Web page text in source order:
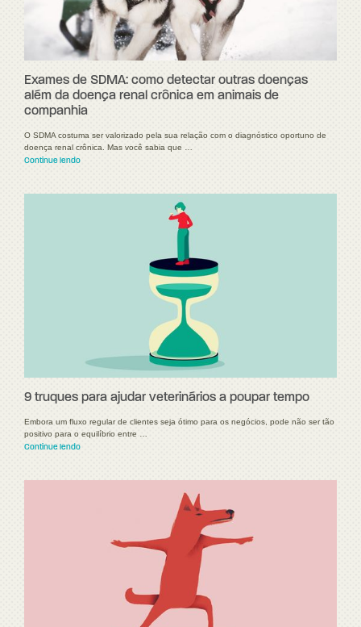
Exames de SDMA: como detectar outras doenças
além da doença renal crônica em animais de
companhia
O SDMA costuma ser valorizado pela sua relação com o diagnóstico oportuno de
doença renal crônica. Mas você sabia que …
Continue lendo
9 truques para ajudar veterinários a poupar tempo
Embora um fluxo regular de clientes seja ótimo para os negócios, pode não ser tão
positivo para o equilíbrio entre …
Continue lendo